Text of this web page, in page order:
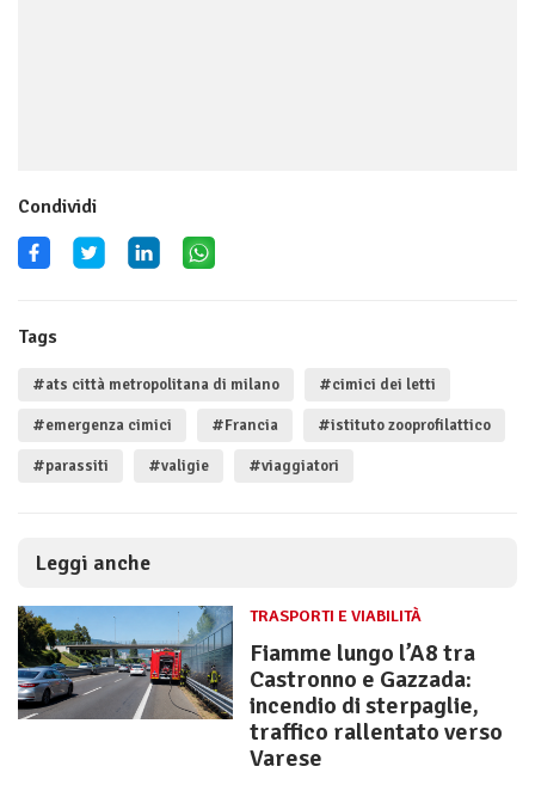
Condividi
Tags
#ats città metropolitana di milano #cimici dei letti
#emergenza cimici #Francia #istituto zooprofilattico
#parassiti #valigie #viaggiatori
Leggi anche
TRASPORTI E VIABILITÀ
Fiamme lungo l’A8 tra
Castronno e Gazzada:
incendio di sterpaglie,
traffico rallentato verso
Varese